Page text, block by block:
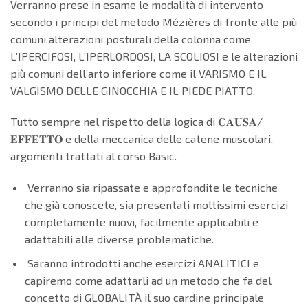
Verranno prese in esame le modalità di intervento
secondo i principi del metodo Mézières di fronte alle più
comuni alterazioni posturali della colonna come
L’IPERCIFOSI, L’IPERLORDOSI, LA SCOLIOSI e le alterazioni
più comuni dell’arto inferiore come il VARISMO E IL
VALGISMO DELLE GINOCCHIA E IL PIEDE PIATTO.
Tutto sempre nel rispetto della logica di 𝐂𝐀𝐔𝐒𝐀/
𝐄𝐅𝐅𝐄𝐓𝐓𝐎 e della meccanica delle catene muscolari,
argomenti trattati al corso Basic.
Verranno sia ripassate e approfondite le tecniche
che già conoscete, sia presentati moltissimi esercizi
completamente nuovi, facilmente applicabili e
adattabili alle diverse problematiche.
Saranno introdotti anche esercizi ANALITICI e
capiremo come adattarli ad un metodo che fa del
concetto di GLOBALITÀ il suo cardine principale